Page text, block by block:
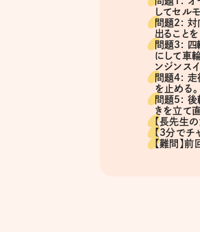
してセル
問題2: 対
出ること
問題3: 四
にして車
ンジンス
問題4: 走
を止める。
問題5: 後
きを立て直
【長先生
【3分で
【難問】